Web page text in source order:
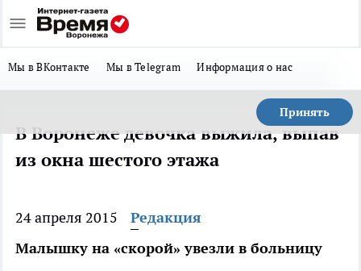
Мы в ВКонтакте Мы в Telegram Информация о нас
Принять
В Воронеже девочка выжила, выпав
из окна шестого этажа
24 апреля 2015
Редакция
Малышку на «скорой» увезли в больницу